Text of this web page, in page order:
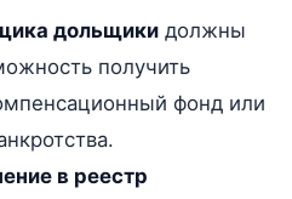
дольщикидолжны
получить
фонд или
в реестр